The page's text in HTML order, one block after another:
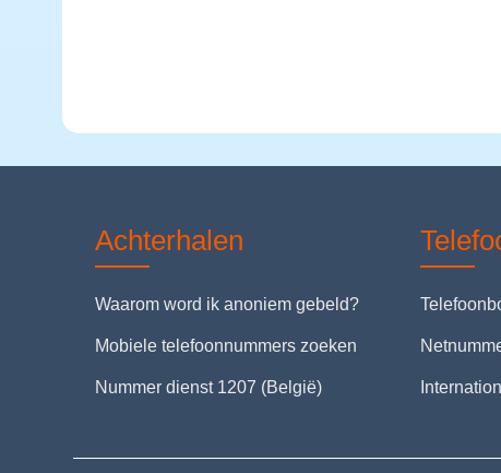
Achterhalen
Waarom word ik anoniem gebeld?
Mobiele telefoonnummers zoeken
Nummer dienst 1207 (België)